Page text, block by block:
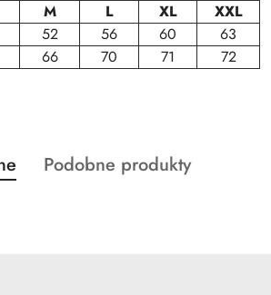
M L XL
XXL
52 56 60
63
66 70 71 72
produktów
Produkty
Podobne produkty